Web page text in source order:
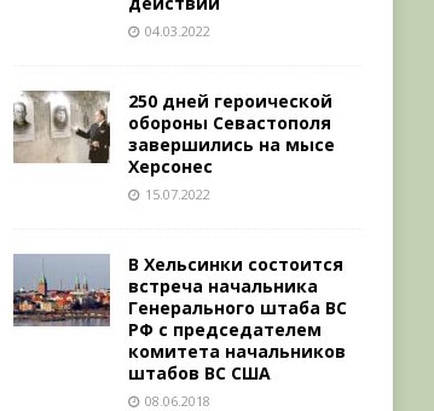
04.03.2022
250 дней героической
обороны Севастополя
завершились на мысе
Херсонес
15.07.2022
В Хельсинки состоится
встреча начальника
Генерального штаба ВС
РФ с председателем
комитета начальников
штабов ВС США
08.06.2018